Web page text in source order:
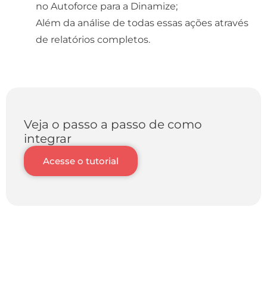
no Autoforce para a Dinamize;
Além da análise de todas essas ações através
de relatórios completos.
Veja o passo a passo de como
integrar
Acesse o tutorial